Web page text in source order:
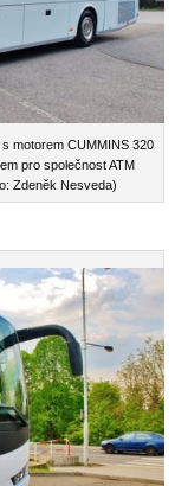
motorem CUMMINS 320
pro společnost ATM
Zdeněk Nesveda)